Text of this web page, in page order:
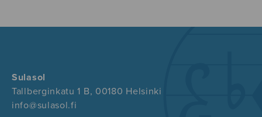
Sulasol
Tallberginkatu 1 B, 00180 Helsinki
info@sulasol.fi